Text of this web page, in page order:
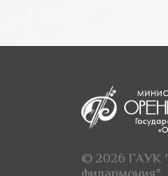
© 2026 ГАУК